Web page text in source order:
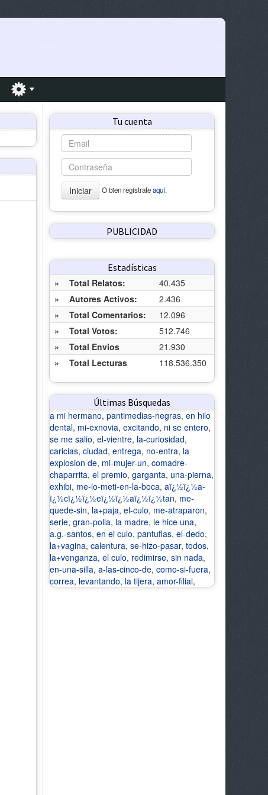
Tu cuenta
Iniciar O bien regístrateaquí.
PUBLICIDAD
Estadísticas
»
Total Relatos:
40.435
»
Autores Activos:
2.436
»
Total Comentarios:
12.096
»
Total Votos:
512.746
»
Total Envios
21.930
»
Total Lecturas 118.536.350
Últimas Búsquedas
a mi hermano, pantimedias-negras, en hilo
dental, mi-exnovia, excitando, ni se entero,
se me salio, el-vientre, la-curiosidad,
caricias, ciudad, entrega, no-entra, la
explosion de, mi-mujer-un, comadre-
chaparrita, el premio, garganta, una-pierna,
exhibi, me-lo-meti-en-la-boca, aï¿½ï¿½a-
ï¿½cï¿½ï¿½eï¿½ï¿½aï¿½ï¿½tan, me-
quede-sin, la+paja, el-culo, me-atraparon,
serie, gran-polla, la madre, le hice una,
a.g.-santos, en el culo, pantuflas, el-dedo,
la+vagina, calentura, se-hizo-pasar, todos,
la+venganza, el culo, redimirse, sin nada,
en-una-silla, a-las-cinco-de, como-si-fuera,
correa, levantando, la tijera, amor-filial,